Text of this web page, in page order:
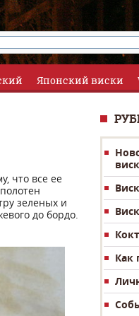
Японский виски
что все ее
зеленых и
до бордо.
Как